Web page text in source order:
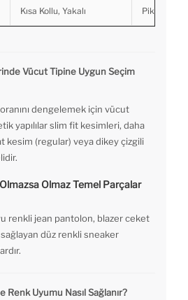
Kısa Kollu, Yakalı Pike
Vücut Tipine Uygun Seçim
dengelemek için vücut
yapılılar slim fit kesimleri, daha
kesim (regular) veya dikey çizgili
Olmaz Temel Parçalar
renkli jean pantolon, blazer ceket
düz renkli sneaker
Renk Uyumu Nasıl Sağlanır?